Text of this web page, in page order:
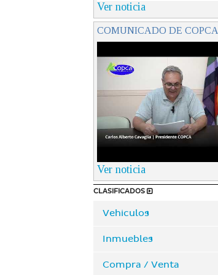
Ver noticia
COMUNICADO DE COPCA
Ver noticia
CLASIFICADOS
Vehiculos
Inmuebles
Compra / Venta